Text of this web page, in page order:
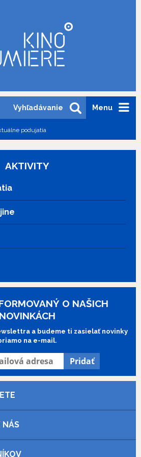
Menu
Vyhľadávanie
podujatia
AKTIVITY
O NAŠICH
NOVINKÁCH
a budeme ti zasielať novinky
na e-mail.
NÁS